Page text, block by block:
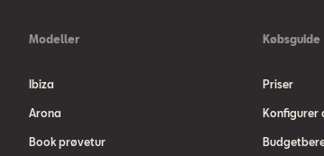
Modeller
Ibiza
Arona
Book prøvetur
Købsguide
Priser
Konfigurer